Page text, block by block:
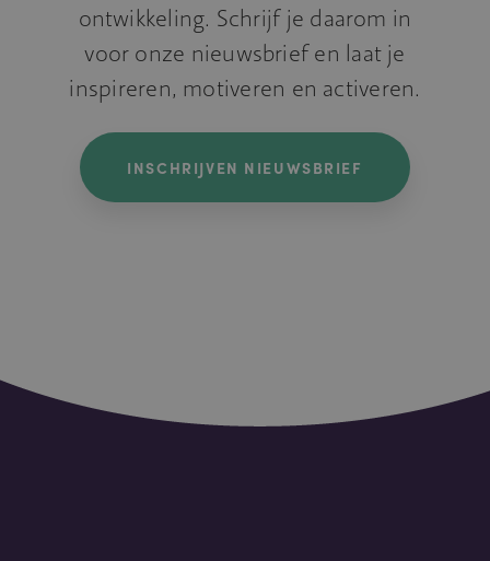
ontwikkeling. Schrijf je daarom in
voor onze nieuwsbrief en laat je
inspireren, motiveren en activeren.
INSCHRIJVEN NIEUWSBRIEF